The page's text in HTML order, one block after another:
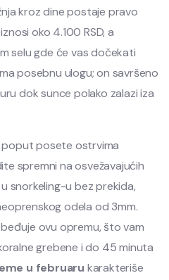
kroz dine postaje pravo
oko 4.100 RSD, a
selu gde će vas dočekati
posebnu ulogu; on savršeno
dok sunce polako zalazi iza
poput posete ostrvima
spremni na osvežavajućih
snorkeling-u bez prekida,
odela od 3mm.
ovu opremu, što vam
grebene i do 45 minuta
u februaru karakteriše